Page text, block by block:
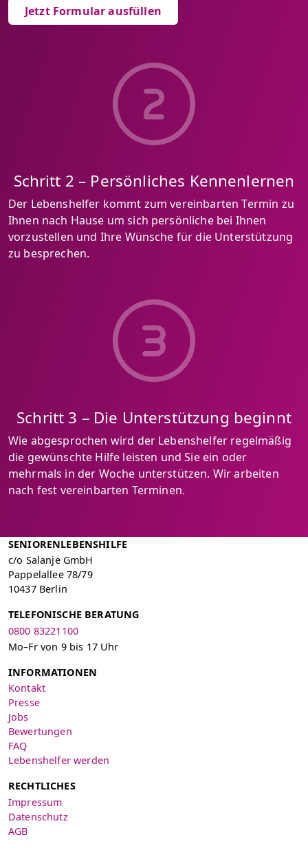
Jetzt Formular ausfüllen
Schritt 2 – Persönliches Kennenlernen
Der Lebenshelfer kommt zum vereinbarten Termin zu
Ihnen nach Hause um sich persönliche bei Ihnen
vorzustellen und Ihre Wünsche für die Unterstützung
zu besprechen.
Schritt 3 – Die Unterstützung beginnt
Wie abgesprochen wird der Lebenshelfer regelmäßig
die gewünschte Hilfe leisten und Sie ein oder
mehrmals in der Woche unterstützen. Wir arbeiten
nach fest vereinbarten Terminen.
SENIORENLEBENSHILFE
c/o Salanje GmbH
Pappelallee 78/79
10437 Berlin
TELEFONISCHE BERATUNG
0800 83221100
Mo–Fr von 9 bis 17 Uhr
INFORMATIONEN
Kontakt
Presse
Jobs
Bewertungen
FAQ
Lebenshelfer werden
RECHTLICHES
Impressum
Datenschutz
AGB